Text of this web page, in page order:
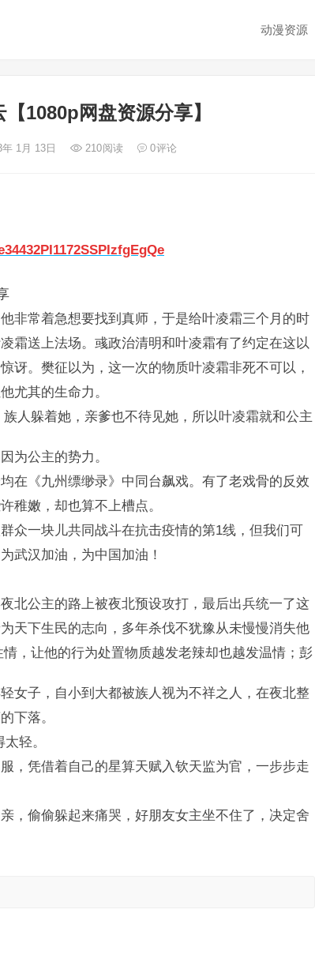
动漫资源
【1080p网盘资源分享】
1月 13日 210阅读 0评论
非常着急想要找到真师，于是给叶凌霜三个月的时
霜送上法场。彧政治清明和叶凌霜有了约定在这以
讶。樊征以为，这一次的物质叶凌霜非死不可以，
尤其的生命力。
族人躲着她，亲爹也不待见她，所以叶凌霜就和公主
为公主的势力。
在《九州缥缈录》中同台飙戏。有了老戏骨的反效
稚嫩，却也算不上槽点。
众一块儿共同战斗在抗击疫情的第1线，但我们可
武汉加油，为中国加油！
北公主的路上被夜北预设攻打，最后出兵统一了这
天下生民的志向，多年杀伐不犹豫从未慢慢消失他
情，让他的行为处置物质越发老辣却也越发温情；彭
女子，自小到大都被族人视为不祥之人，在夜北整
下落。
轻。
，凭借着自己的星算天赋入钦天监为官，一步步走
，偷偷躲起来痛哭，好朋友女主坐不住了，决定舍